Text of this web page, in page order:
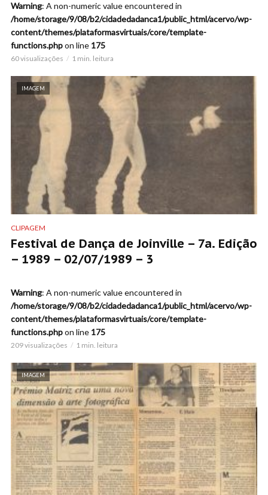
Warning: A non-numeric value encountered in
/home/storage/9/08/b2/cidadedadanca1/public_html/acervo/wp-
content/themes/plataformasvirtuais/core/template-
functions.phpon line 175
60 visualizações 1 min. leitura
IMAGEM
CLIPAGEM
Festival de Dança de Joinville – 7a. Edição
– 1989 – 02/07/1989 – 3
Warning: A non-numeric value encountered in
/home/storage/9/08/b2/cidadedadanca1/public_html/acervo/wp-
content/themes/plataformasvirtuais/core/template-
functions.phpon line 175
209 visualizações 1 min. leitura
IMAGEM